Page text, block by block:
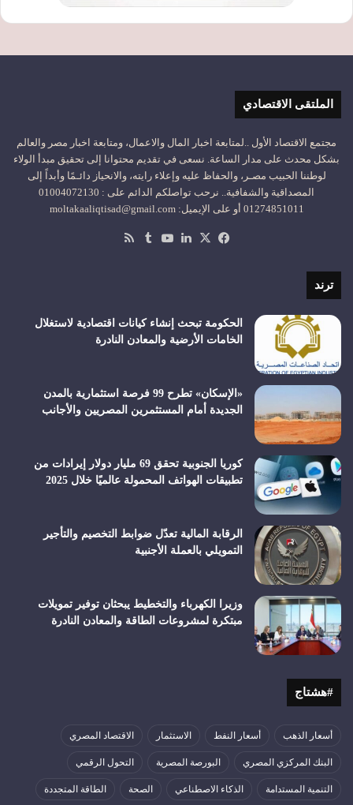
الملتقى الاقتصادي
مجتمع الاقتصاد الأول ..لمتابعة اخبار المال والاعمال، ومتابعة اخبار مصر والعالم
بشكل محدث على مدار الساعة. نسعى في تقديم محتوانا إلى تحقيق مبدأ الولاء
لوطننا الحبيب مصـر، والحفاظ عليه وإعلاء رايته، والانحياز دائـمًا وأبداً إلى
المصداقية والشفافية.. نرحب تواصلكم الدائم على : 01004072130
01274851011 أو على الإيميل: moltakaaliqtisad@gmail.com
فيسبوك
‫X لينكدإن‫YouTube
ترند
الحكومة تبحث إنشاء كيانات اقتصادية لاستغلال
الخامات الأرضية والمعادن النادرة
«الإسكان» تطرح 99 فرصة استثمارية بالمدن
الجديدة أمام المستثمرين المصريين والأجانب
كوريا الجنوبية تحقق 69 مليار دولار إيرادات من
تطبيقات الهواتف المحمولة عالميًا خلال 2025
الرقابة المالية تعدّل ضوابط التخصيم والتأجير
التمويلي بالعملة الأجنبية
وزيرا الكهرباء والتخطيط يبحثان توفير تمويلات
مبتكرة لمشروعات الطاقة والمعادن النادرة
#هشتاج
أسعار الذهب أسعار النفط الاستثمار الاقتصاد المصري
البنك المركزي المصري البورصة المصرية التحول الرقمي
التنمية المستدامة الذكاء الاصطناعي الصحة الطاقة المتجددة